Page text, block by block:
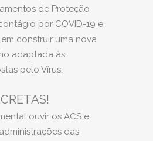
de Proteção
por COVID-19 e
construir uma nova
adaptada às
pelo Vírus.
ouvir os ACS e
das